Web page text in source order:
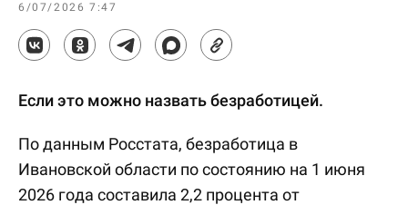
6/07/2026 7:47
Если это можно назвать безработицей.
По данным Росстата, безработица в
Ивановской области по состоянию на 1 июня
2026 года составила 2,2 процента от